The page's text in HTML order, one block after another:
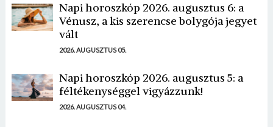
Napi horoszkóp 2026. augusztus 6: a
Vénusz, a kis szerencse bolygója jegyet
vált
2026. AUGUSZTUS 05.
Napi horoszkóp 2026. augusztus 5: a
féltékenységgel vigyázzunk!
2026. AUGUSZTUS 04.